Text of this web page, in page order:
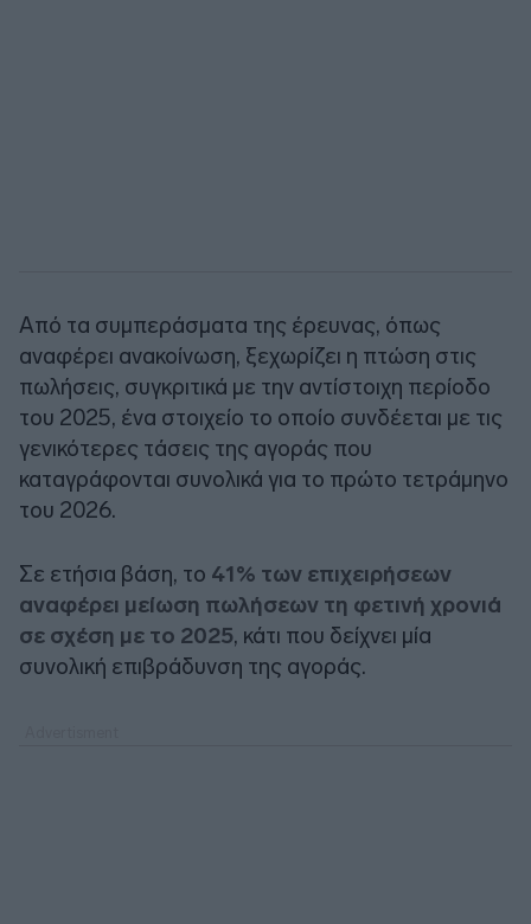
Από τα συμπεράσματα της έρευνας, όπως
αναφέρει ανακοίνωση, ξεχωρίζει η πτώση στις
πωλήσεις, συγκριτικά με την αντίστοιχη περίοδο
του 2025, ένα στοιχείο το οποίο συνδέεται με τις
γενικότερες τάσεις της αγοράς που
καταγράφονται συνολικά για το πρώτο τετράμηνο
του 2026.
Σε ετήσια βάση, το 41% των επιχειρήσεων
αναφέρει μείωση πωλήσεων τη φετινή χρονιά
σε σχέση με το 2025, κάτι που δείχνει μία
συνολική επιβράδυνση της αγοράς.